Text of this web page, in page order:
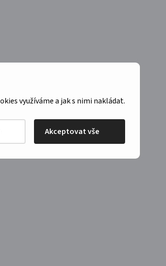
využíváme a jak s nimi nakládat.
Akceptovat vše